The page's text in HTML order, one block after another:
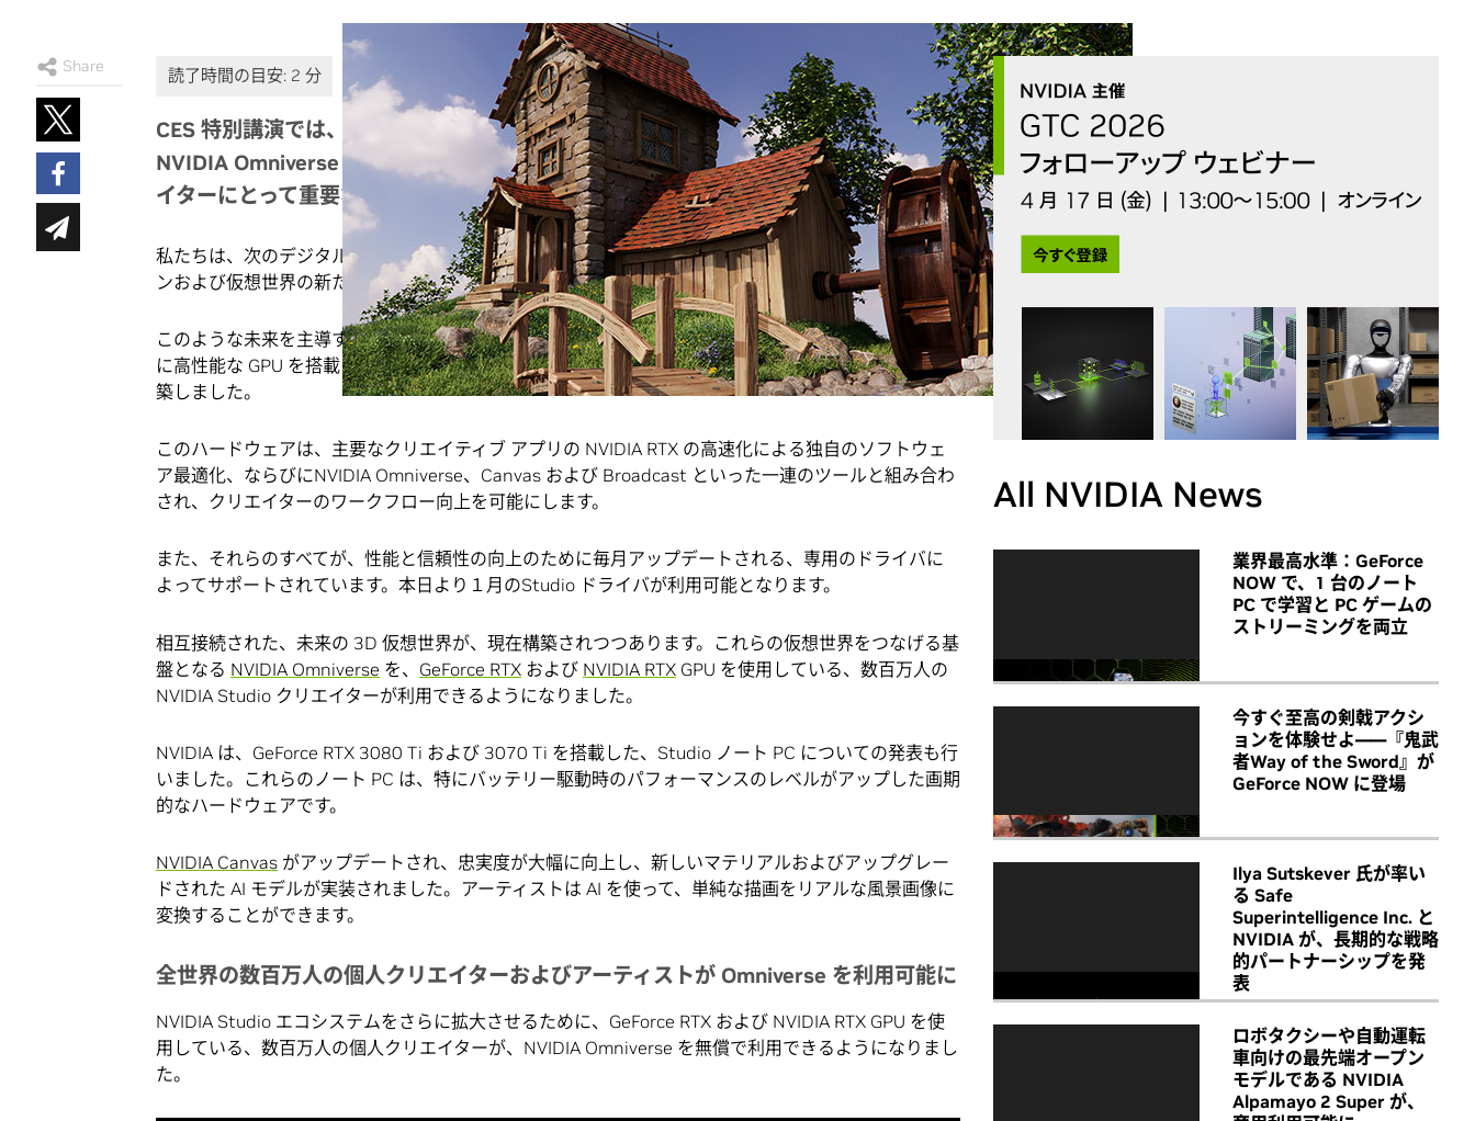
Share
CES 特別講演では、新しい GeForce RTX 3080 Ti GPU 搭載の Studio ノート PC、
NVIDIA Omniverse の一般提供、およびNVIDIA Canvas のアップデートなど、クリエ
イターにとって重要な発表が満載
私たちは、次のデジタル フロンティアの夜明けを迎えています。創造性が、デザイン、イノベーショ
ンおよび仮想世界の新たな発展を後押ししています。
このような未来を主導するクリエイターのために、NVIDIA はノート PC およびデスクトップの心臓部
に高性能な GPU を搭載した、完全なアクセラレーテッド プラットフォームであるNVIDIA Studioを構
築しました。
このハードウェアは、主要なクリエイティブ アプリの NVIDIA RTX の高速化による独自のソフトウェ
ア最適化、ならびにNVIDIA Omniverse、Canvas および Broadcast といった一連のツールと組み合わ
され、クリエイターのワークフロー向上を可能にします。
また、それらのすべてが、性能と信頼性の向上のために毎月アップデートされる、専用のドライバに
よってサポートされています。本日より１月のStudio ドライバが利用可能となります。
相互接続された、未来の 3D 仮想世界が、現在構築されつつあります。これらの仮想世界をつなげる基
盤となる NVIDIA Omniverse を、 GeForce RTX および NVIDIA RTX GPU を使用している、数百万人の
NVIDIA Studio クリエイターが利用できるようになりました。
NVIDIA は、GeForce RTX 3080 Ti および 3070 Ti を搭載した、Studio ノート PC についての発表も行
いました。これらのノート PC は、特にバッテリー駆動時のパフォーマンスのレベルがアップした画期
的なハードウェアです。
NVIDIA Canvas がアップデートされ、忠実度が大幅に向上し、新しいマテリアルおよびアップグレー
ドされた AI モデルが実装されました。アーティストは AI を使って、単純な描画をリアルな風景画像に
変換することができます。
全世界の数百万人の個人クリエイターおよびアーティストが Omniverse を利用可能に
NVIDIA Studio エコシステムをさらに拡大させるために、GeForce RTX および NVIDIA RTX GPU を使
用している、数百万人の個人クリエイターが、NVIDIA Omniverse を無償で利用できるようになりまし
た。
All NVIDIA News
業界最高水準：GeForce
NOW で、1 台のノート
PC で学習と PC ゲームの
ストリーミングを両立
今すぐ至高の剣戟アクシ
ョンを体験せよ――『鬼武
者Way of the Sword』が
GeForce NOW に登場
Ilya Sutskever 氏が率い
る Safe
Superintelligence Inc. と
NVIDIA が、長期的な戦略
的パートナーシップを発
表
ロボタクシーや自動運転
車向けの最先端オープン
モデルである NVIDIA
Alpamayo 2 Super が、